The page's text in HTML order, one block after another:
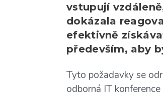
vstupují
dokázala
efektivně
především, aby
Tyto požadavky se
odborná IT